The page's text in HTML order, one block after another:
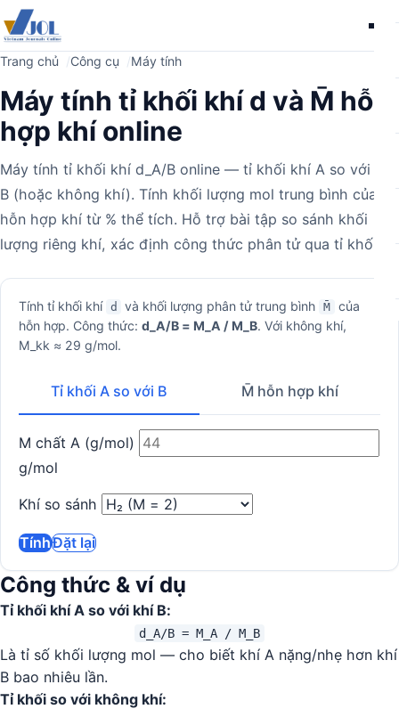
Trang chủ Công cụ Máy tính
Máy tính tỉ khối khí d và M̄ hỗn
hợp khí online
Máy tính tỉ khối khí d_A/B online — tỉ khối khí A so với khí
B (hoặc không khí). Tính khối lượng mol trung bình của
hỗn hợp khí từ % thể tích. Hỗ trợ bài tập so sánh khối
lượng riêng khí, xác định công thức phân tử qua tỉ khối.
Máy
tính
Tính tỉ khối khí d và khối lượng phân tử trung bình M̄ của
hỗn hợp. Công thức: d_A/B = M_A / M_B. Với không khí,
M_kk ≈ 29 g/mol.
Tỉ khối A so với B M̄ hỗn hợp khí
M chất A (g/mol)
g/mol
Khí so sánh
TínhĐặt lại
Công thức & ví dụ
Tỉ khối khí A so với khí B:
d_A/B = M_A / M_B
Là tỉ số khối lượng mol — cho biết khí A nặng/nhẹ hơn khí
B bao nhiêu lần.
Tỉ khối so với không khí: